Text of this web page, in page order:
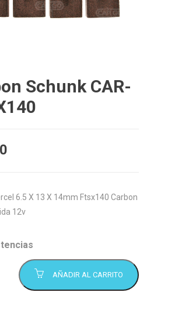
Schunk CAR-
6.5 X 13 X 14mm Ftsx140 Carbon
12v
AÑADIR AL CARRITO